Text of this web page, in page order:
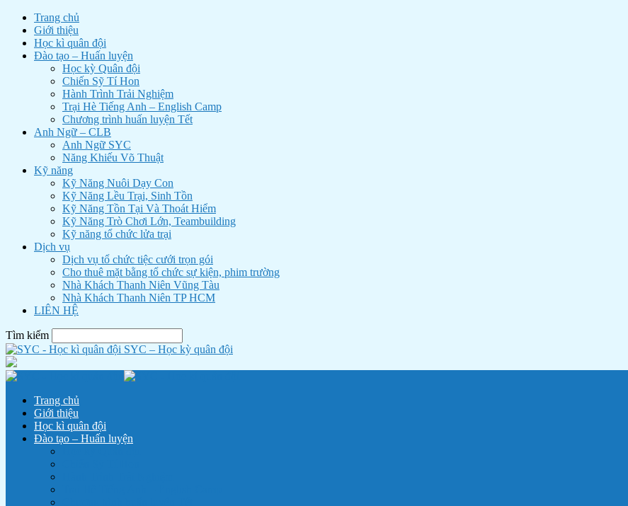
Trang chủ
Giới thiệu
Học kì quân đội
Đào tạo – Huấn luyện
Học kỳ Quân đội
Chiến Sỹ Tí Hon
Hành Trình Trải Nghiệm
Trại Hè Tiếng Anh – English Camp
Chương trình huấn luyện Tết
Anh Ngữ – CLB
Anh Ngữ SYC
Năng Khiếu Võ Thuật
Kỹ năng
Kỹ Năng Nuôi Dạy Con
Kỹ Năng Lều Trại, Sinh Tồn
Kỹ Năng Tồn Tại Và Thoát Hiểm
Kỹ Năng Trò Chơi Lớn, Teambuilding
Kỹ năng tổ chức lửa trại
Dịch vụ
Dịch vụ tổ chức tiệc cưới trọn gói
Cho thuê mặt bằng tổ chức sự kiện, phim trường
Nhà Khách Thanh Niên Vũng Tàu
Nhà Khách Thanh Niên TP HCM
LIÊN HỆ
Tìm kiếm
SYC – Học kỳ quân đội
Trang chủ
Giới thiệu
Học kì quân đội
Đào tạo – Huấn luyện